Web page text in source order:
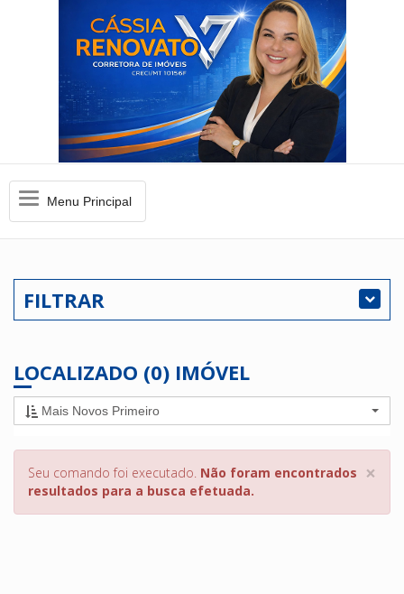
MenuMenu Principal
FILTRAR
LOCALIZADO (0) IMÓVEL
Mais Novos Primeiro
×
Seu comando foi executado. Não foram encontrados
resultados para a busca efetuada.